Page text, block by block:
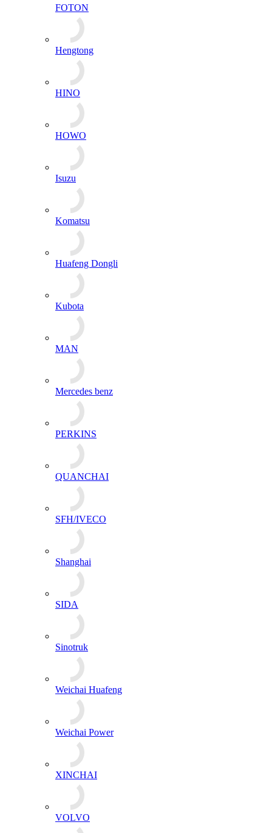
FOTON
Hengtong
HINO
HOWO
Isuzu
Komatsu
Huafeng Dongli
Kubota
MAN
Mercedes benz
PERKINS
QUANCHAI
SFH/IVECO
Shanghai
SIDA
Sinotruk
Weichai Huafeng
Weichai Power
XINCHAI
VOLVO